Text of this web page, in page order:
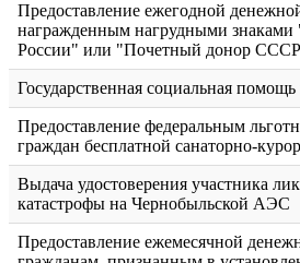
Предоставление ежегодной
награжденным нагрудными
России" или "Почетный донор
Государственная социальная
Предоставление федеральным
граждан бесплатной санаторно-
Выдача удостоверения участника
катастрофы на Чернобыльской АЭС
Предоставление ежемесячной